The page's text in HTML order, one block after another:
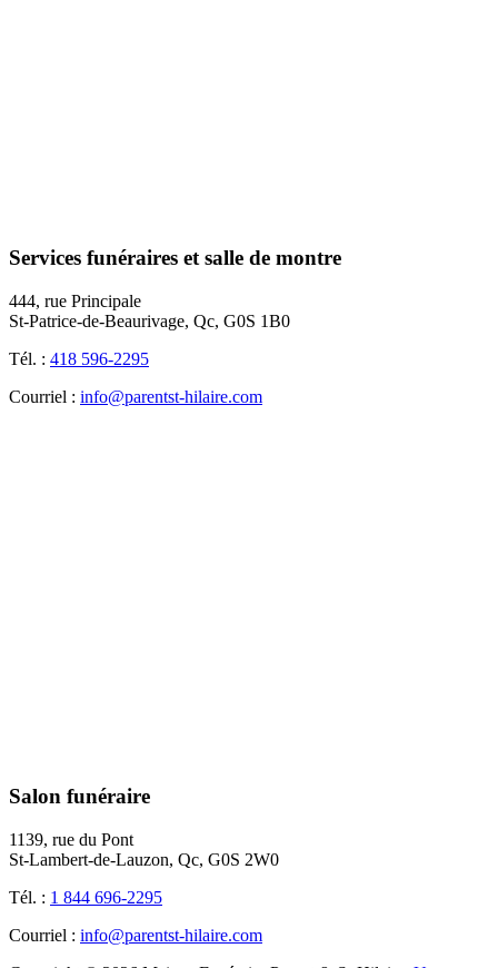
Services funéraires et salle de montre
444, rue Principale
St-Patrice-de-Beaurivage, Qc, G0S 1B0
Tél. : 418 596-2295
Courriel : info@parentst-hilaire.com
Salon funéraire
1139, rue du Pont
St-Lambert-de-Lauzon, Qc, G0S 2W0
Tél. : 1 844 696-2295
Courriel : info@parentst-hilaire.com